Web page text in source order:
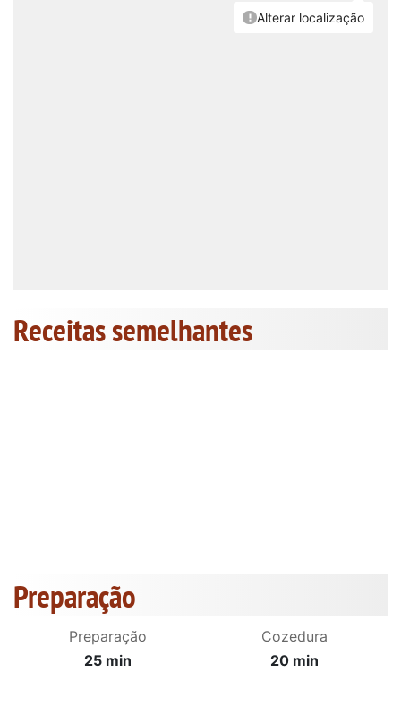
Receitas semelhantes
Preparação
Preparação
25 min
Cozedura
20 min